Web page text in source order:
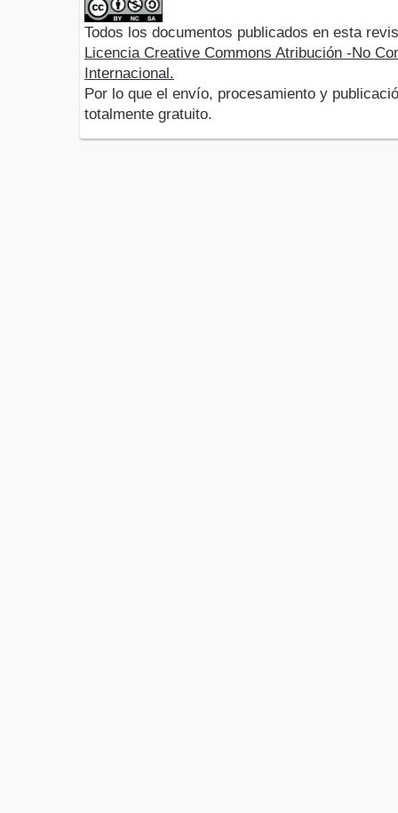
Todos los documentos publicados en esta
Licencia Creative Commons Atribución -No
Internacional.
Por lo que el envío, procesamiento y
totalmente gratuito.